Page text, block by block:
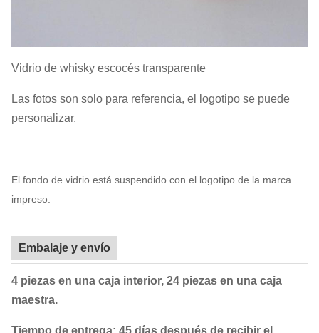
Vidrio de whisky escocés transparente
Las fotos son solo para referencia, el logotipo se puede
personalizar.
El fondo de vidrio está suspendido con el logotipo de la marca
impreso.
Embalaje y envío
4 piezas en una caja interior, 24 piezas en una caja
maestra.